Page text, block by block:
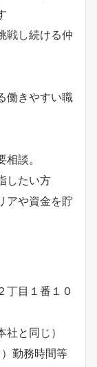
戦し続ける仲
働きやすい職
談。
したい方
アや資金を貯
丁目１番１０
と同じ）
勤務時間等